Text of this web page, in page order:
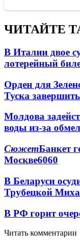
ЧИТАЙТЕ
В Италии двое
лотерейный
Орден для
Туска
Молдова
воды из-за
СюжетБанкет
Москве6060
В Беларуси
Трубецкой
В РФ горит
Читать комментарии